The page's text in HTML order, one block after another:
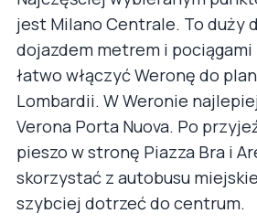
jest Milano Centrale. To duży
dojazdem metrem i
łatwo włączyć Weronę do
Lombardii. W Weronie
Verona Porta Nuova. Po
pieszo w stronę Piazza Bra i
skorzystać z autobusu
szybciej dotrzeć do centrum.